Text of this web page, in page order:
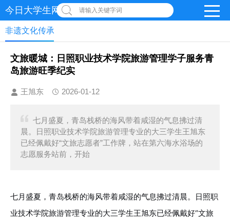
今日大学生网-【官网】请输入关键字词
非遗文化传承
文旅暖城：日照职业技术学院旅游管理学子服务青
岛旅游旺季纪实
王旭东 2026-01-12
七月盛夏，青岛栈桥的海风带着咸湿的气息拂过清
晨。日照职业技术学院旅游管理专业的大三学生王旭东
已经佩戴好“文旅志愿者”工作牌，站在第六海水浴场的
志愿服务站前，开始
七月盛夏，青岛栈桥的海风带着咸湿的气息拂过清晨。日照职
业技术学院旅游管理专业的大三学生王旭东已经佩戴好“文旅